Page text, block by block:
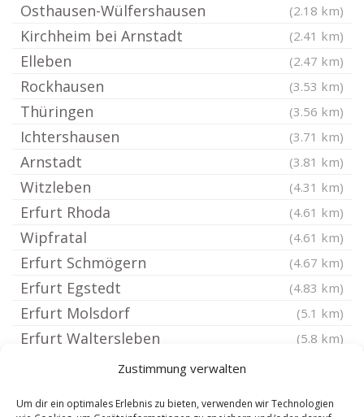
Zustimmung verwalten
Um dir ein optimales Erlebnis zu bieten, verwenden wir Technologien
Osthausen-Wülfershausen (2.18 km)
Kirchheim bei Arnstadt (2.41 km)
Elleben (2.47 km)
Rockhausen (3.53 km)
Thüringen (3.56 km)
Ichtershausen (3.71 km)
Arnstadt (3.81 km)
Witzleben (4.31 km)
Erfurt Rhoda (4.61 km)
Wipfratal (4.61 km)
Erfurt Schmögern (4.67 km)
Erfurt Egstedt (4.83 km)
Erfurt Molsdorf (5.1 km)
Erfurt Waltersleben (5.8 km)
Erfurt Bischleben Stedten
(5.94 km)